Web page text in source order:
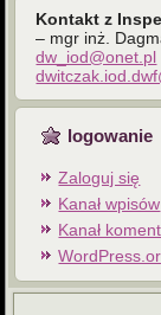
Kontakt z
– mgr inż.
dw_iod@onet.pl
logowanie
Zaloguj się
Kanał wpisów
Kanał